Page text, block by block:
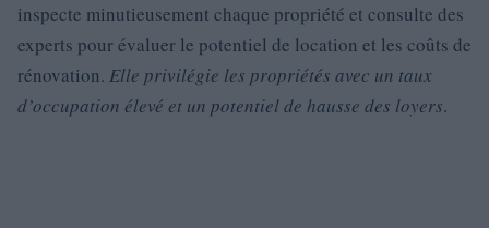
inspecte minutieusement chaque propriété et consulte des
experts pour évaluer le potentiel de location et les coûts de
rénovation. Elle privilégie les propriétés avec un taux
d’occupation élevé et un potentiel de hausse des loyers.